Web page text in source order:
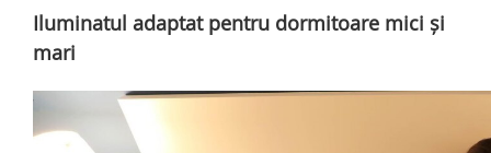
Iluminatul adaptat pentru dormitoare mici și
mari